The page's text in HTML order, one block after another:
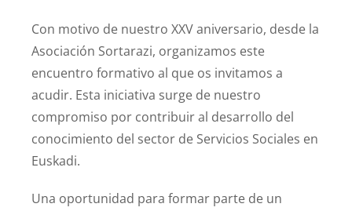
Con motivo de nuestro XXV aniversario, desde la
Asociación Sortarazi, organizamos este
encuentro formativo al que os invitamos a
acudir. Esta iniciativa surge de nuestro
compromiso por contribuir al desarrollo del
conocimiento del sector de Servicios Sociales en
Euskadi.
Una oportunidad para formar parte de un